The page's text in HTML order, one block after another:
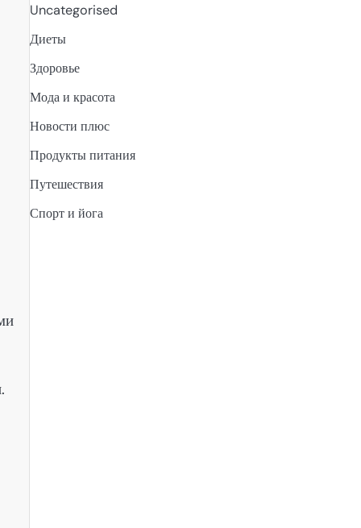
Uncategorised
Диеты
Здоровье
Мода и красота
Новости плюс
Продукты питания
Путешествия
Спорт и йога